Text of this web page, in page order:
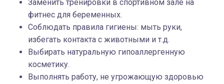
Заменить тренировки в спортивном зале на
фитнес для беременных.
Соблюдать правила гигиены: мыть руки,
избегать контакта с животными и т.д.
Выбирать натуральную гипоаллергенную
косметику.
Выполнять работу, не угрожающую здоровью